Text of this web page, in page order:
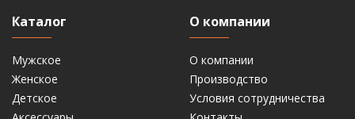
Каталог
Мужское
Женское
Детское
О компании
О компании
Производство
Условия сотрудничества